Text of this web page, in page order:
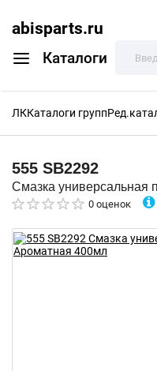
abisparts.ru
Каталоги
ЛККаталоги групп
555 SB2292
Смазка универсальная
0 оценок